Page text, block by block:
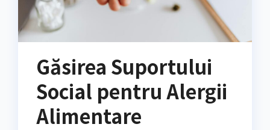
Găsirea Suportului
Social pentru Alergii
Alimentare